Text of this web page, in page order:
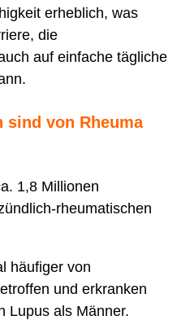
erheblich, was
die
auf einfache tägliche
sind von Rheuma
1,8 Millionen
rheumatischen
häufiger von
und erkranken
Lupus als Männer.